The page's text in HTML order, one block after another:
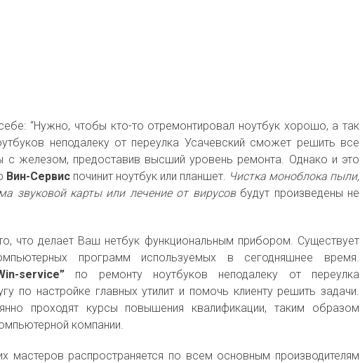
“Нужно, чтобы кто-то отремонтировал ноутбук хорошо, а так
неподалеку от переулка Усачевский сможет решить все
с железом, предоставив высший уровень ремонта. Однако и это
Вин-Сервис починит ноутбук или планшет. Чистка моноблока пыли,
звуковой карты или лечение от вирусовбудут произведены не
что делает Ваш нетбук функциональным прибором. Существует
программ используемых в сегодняшнее время.
service”по ремонту ноутбуков неподалеку от переулка
по настройке главных утилит и помочь клиенту решить задачи.
проходят курсы повышения квалификации, таким образом
компании.
мастеров распространяется по всем основным производителям